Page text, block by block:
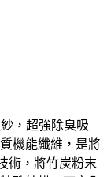
，超強除臭吸
機能纖維，是將
術，將竹炭粉末